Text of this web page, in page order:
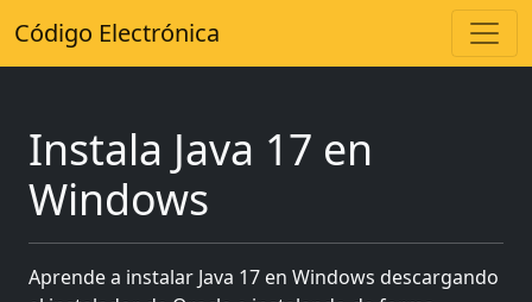
Código Electrónica
Instala Java 17 en
Windows
Aprende a instalar Java 17 en Windows descargando